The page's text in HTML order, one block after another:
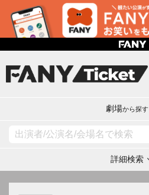
劇場から探す
詳細検索